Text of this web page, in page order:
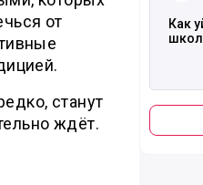
от
станут
ждёт.
Как